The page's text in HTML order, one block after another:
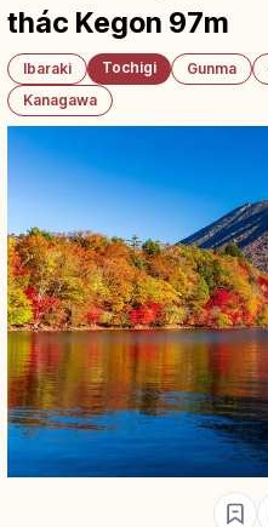
thác Kegon 97m
Ibaraki Tochigi Gunma
Kanagawa